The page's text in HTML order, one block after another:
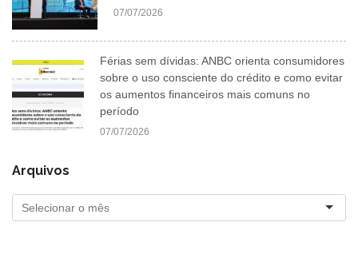
07/07/2026
Férias sem dívidas: ANBC orienta consumidores
sobre o uso consciente do crédito e como evitar
os aumentos financeiros mais comuns no
período
07/07/2026
Arquivos